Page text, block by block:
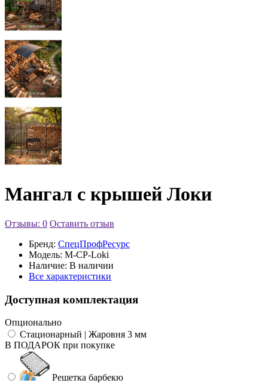
Мангал с крышей Локи
Отзывы: 0 Оставить отзыв
Бренд: СпецПрофРесурс
Модель: M-CP-Loki
Наличие: В наличии
Все характеристики
Доступная комплектация
Опционально
Стационарный | Жаровня 3 мм
В ПОДАРОК при покупке
Решетка барбекю